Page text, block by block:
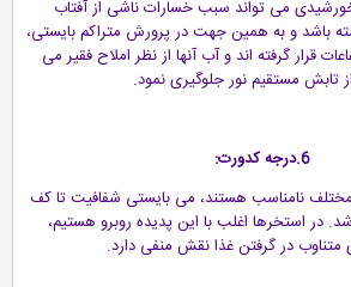
می تواند سبب خسارات ناشی از آفتاب
باشد و به همین جهت در پرورش متراکم بایستی،
قرار گرفته اند و آب آنها از نظر املاح فقیر می
تابش مستقیم نور جلوگیری نمود.
نامناسب هستند، می بایستی شفافیت تا کف
در استخرها اغلب با این پدیده روبرو هستیم،
در گرفتن غذا نقش منفی دارد.